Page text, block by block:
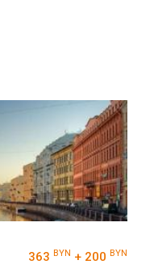
363 BYN + 200 BYN